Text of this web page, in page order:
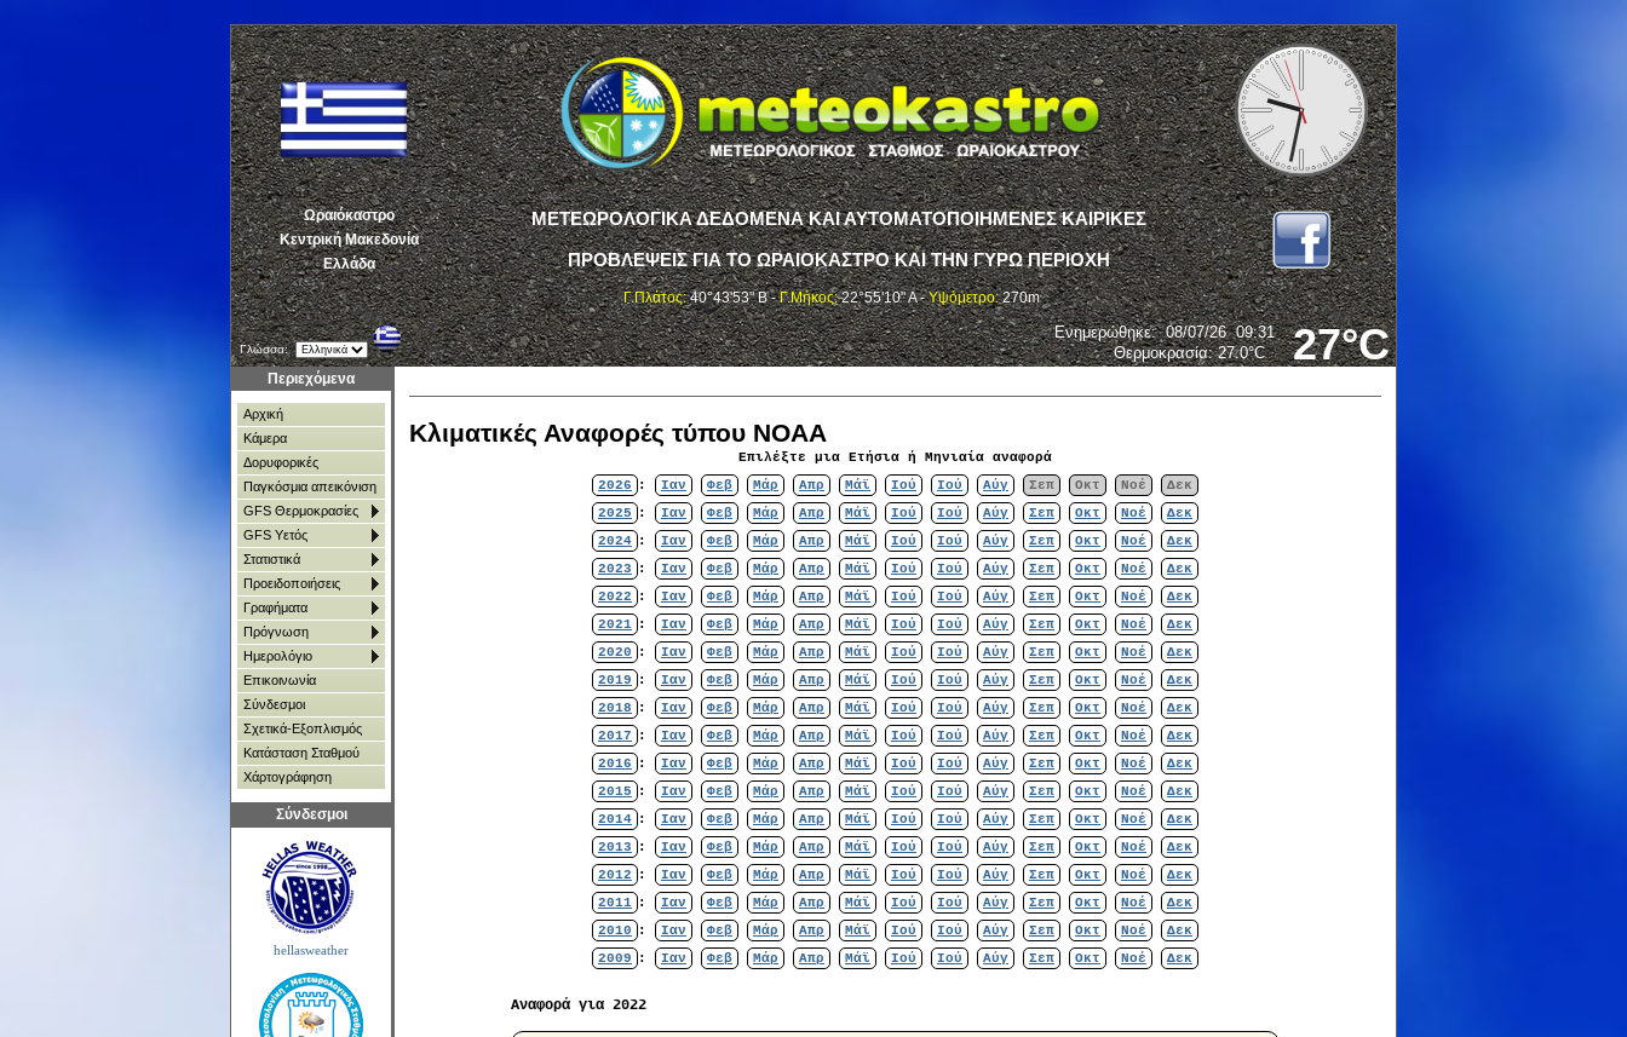
Ωραιόκαστρο
Κεντρική Μακεδονία
Ελλάδα
ΜΕΤΕΩΡΟΛΟΓΙΚΑ ΔΕΔΟΜΕΝΑ ΚΑΙ ΑΥΤΟΜΑΤΟΠΟΙΗΜΕΝΕΣ ΚΑΙΡΙΚΕΣ
ΠΡΟΒΛΕΨΕΙΣ ΓΙΑ ΤΟ ΩΡΑΙΟΚΑΣΤΡΟ ΚΑΙ ΤΗΝ ΓΥΡΩ ΠΕΡΙΟΧΗ
Γ.Πλάτος:40°43'53" Β - Γ.Μήκος:22°55'10" Α -Υψόμετρο:270m
Γλώσσα: 27°C
Ενημερώθηκε:08/07/26 09:31
Θερμοκρασία:27.0°C
Περιεχόμενα
Αρχική
Κάμερα
Δορυφορικές
Παγκόσμια απεικόνιση
GFS Θερμοκρασίες
GFS Υετός
Στατιστικά
Προειδοποιήσεις
Γραφήματα
Πρόγνωση
Ημερολόγιο
Επικοινωνία
Σύνδεσμοι
Σχετικά-Εξοπλισμός
Κατάσταση Σταθμού
Χάρτoγράφηση
Σύνδεσμοι
hellasweather
Κλιματικές Αναφορές τύπου NOAA
Επιλέξτε μια Ετήσια ή Μηνιαία αναφορά
2026
: Ιαν Φεβ Μάρ Απρ Μάϊ Ιού Ιού Αύγ Σεπ Οκτ Νοέ
Δεκ
2025
: Ιαν Φεβ Μάρ Απρ Μάϊ Ιού Ιού Αύγ Σεπ Οκτ Νοέ
Δεκ
2024 : Ιαν Φεβ Μάρ Απρ Μάϊ Ιού Ιού Αύγ Σεπ Οκτ Νοέ
Δεκ
2023
: Ιαν Φεβ Μάρ Απρ Μάϊ Ιού Ιού Αύγ Σεπ Οκτ Νοέ
Δεκ
2022
: Ιαν Φεβ Μάρ Απρ Μάϊ Ιού Ιού Αύγ Σεπ Οκτ Νοέ
Δεκ
2021 : Ιαν Φεβ Μάρ Απρ Μάϊ Ιού Ιού Αύγ Σεπ Οκτ Νοέ
Δεκ
2020
: Ιαν Φεβ Μάρ Απρ Μάϊ Ιού Ιού Αύγ Σεπ Οκτ Νοέ
Δεκ
2019
: Ιαν Φεβ Μάρ Απρ Μάϊ Ιού Ιού Αύγ Σεπ Οκτ Νοέ
Δεκ
2018
: Ιαν Φεβ Μάρ Απρ Μάϊ Ιού Ιού Αύγ Σεπ Οκτ Νοέ
Δεκ
2017
: Ιαν Φεβ Μάρ Απρ Μάϊ Ιού Ιού Αύγ Σεπ Οκτ Νοέ
Δεκ
2016
: Ιαν Φεβ Μάρ Απρ Μάϊ Ιού Ιού Αύγ Σεπ Οκτ Νοέ
Δεκ
2015
: Ιαν Φεβ Μάρ Απρ Μάϊ Ιού Ιού Αύγ Σεπ Οκτ Νοέ
Δεκ
2014 : Ιαν Φεβ Μάρ Απρ Μάϊ Ιού Ιού Αύγ Σεπ Οκτ Νοέ
Δεκ
2013
: Ιαν Φεβ Μάρ Απρ Μάϊ Ιού Ιού Αύγ Σεπ Οκτ Νοέ
Δεκ
2012
: Ιαν Φεβ Μάρ Απρ Μάϊ Ιού Ιού Αύγ Σεπ Οκτ Νοέ
Δεκ
2011 : Ιαν Φεβ Μάρ Απρ Μάϊ Ιού Ιού Αύγ Σεπ Οκτ Νοέ
Δεκ
2010
: Ιαν Φεβ Μάρ Απρ Μάϊ Ιού Ιού Αύγ Σεπ Οκτ Νοέ
Δεκ
2009
: Ιαν Φεβ Μάρ Απρ Μάϊ Ιού Ιού Αύγ Σεπ Οκτ Νοέ Δεκ
Αναφορά για 2022